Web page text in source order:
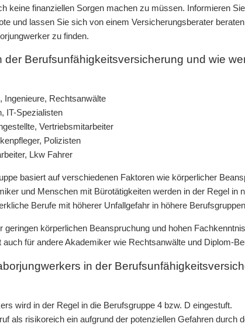
keine finanziellen Sorgen machen zu müssen. Informieren
und lassen Sie sich von einem Versicherungsberater
zu finden.
Berufsunfähigkeitsversicherung und wie
Ingenieure, Rechtsanwälte
IT-Spezialisten
Vertriebsmitarbeiter
Polizisten
Lkw Fahrer
basiert auf verschiedenen Faktoren wie körperlicher
und Menschen mit Bürotätigkeiten werden in der Regel in
Berufe mit höherer Unfallgefahr in höhere
geringen körperlichen Beanspruchung und hohen
für andere Akademiker wie Rechtsanwälte und Diplom-
in der
wird in der Regel in die Berufsgruppe 4 bzw. D eingestuft.
als risikoreich ein aufgrund der potenziellen Gefahren durch